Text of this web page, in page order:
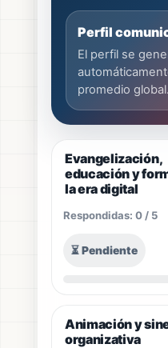
Perfil
El perfil se
promedio global.
Evangelización,
educación y
la era digital
Respondidas: 0 / 5
⏳ Pendiente
Animación y
organizativa